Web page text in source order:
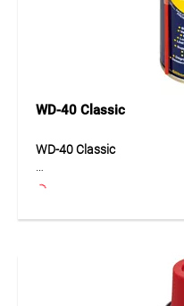
Ideal für Bremsen,
Metallkomponenten,
Reinigungsarbeiten in
WD-40 Classic
WD-40 Classic
WD-40 Classic ist ein
Industrie, Handwerk,
Einsatzbereiche. Es löst
bewährte Formel eignet
Arbeiten, bei denen
Lösen gefragt ist. Das